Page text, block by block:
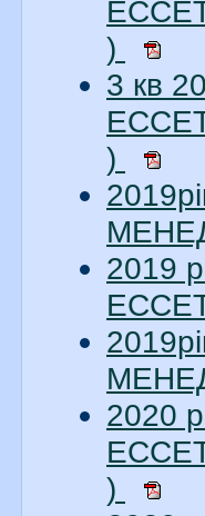
)
3 кв
)
2019
2020
)